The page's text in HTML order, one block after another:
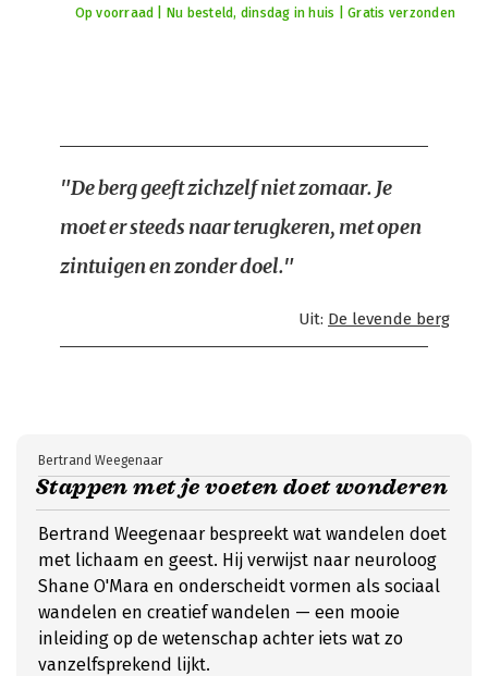
Op voorraad | Nu besteld, dinsdag in huis | Gratis verzonden
"De berg geeft zichzelf niet zomaar. Je
moet er steeds naar terugkeren, met open
zintuigen en zonder doel."
Uit: De levende berg
Stappen met je voeten doet wonderen
Bertrand Weegenaar
Bertrand Weegenaar bespreekt wat wandelen doet
met lichaam en geest. Hij verwijst naar neuroloog
Shane O'Mara en onderscheidt vormen als sociaal
wandelen en creatief wandelen — een mooie
inleiding op de wetenschap achter iets wat zo
vanzelfsprekend lijkt.